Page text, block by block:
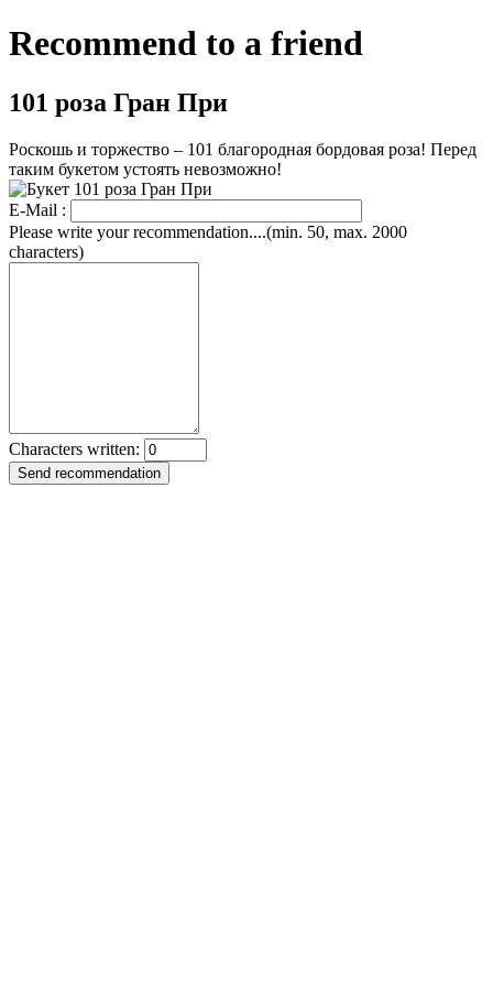
Recommend to a friend
101 роза Гран При
Роскошь и торжество – 101 благородная бордовая роза! Перед
таким букетом устоять невозможно!
E-Mail :
Please write your recommendation....(min. 50, max. 2000
characters)
Characters written: